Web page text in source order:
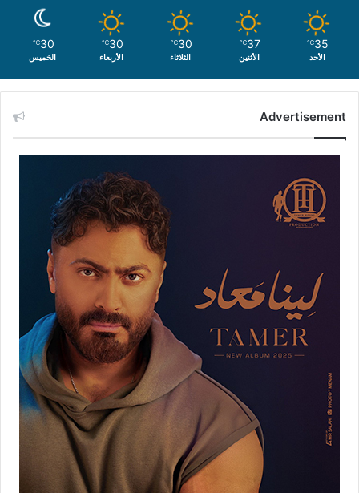
35
℃
الأحد
37
℃
الأثنين
30
℃
الثلاثاء
30
℃
الأربعاء
30
℃
الخميس
Advertisement